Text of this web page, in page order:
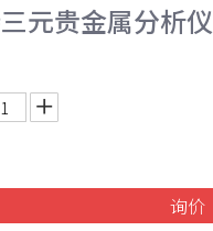
元贵金属分析仪
询价